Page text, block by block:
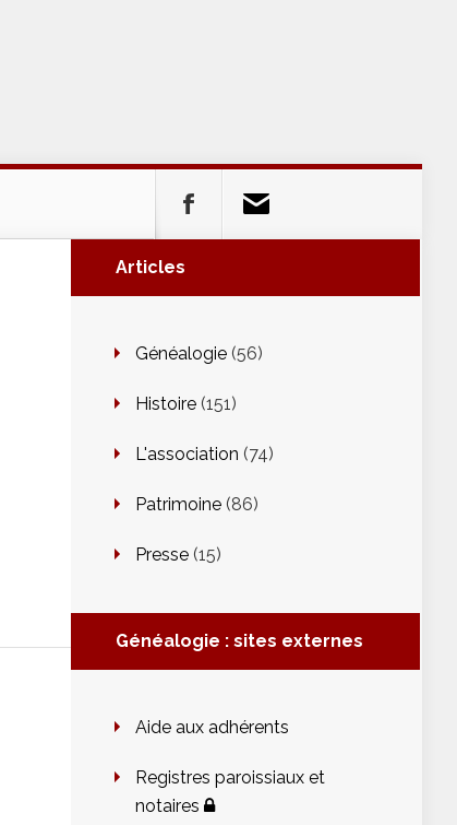
Articles
Généalogie (56)
Histoire (151)
L'association (74)
Patrimoine (86)
Presse (15)
Généalogie : sites externes
Aide aux adhérents
Registres paroissiaux et
notaires